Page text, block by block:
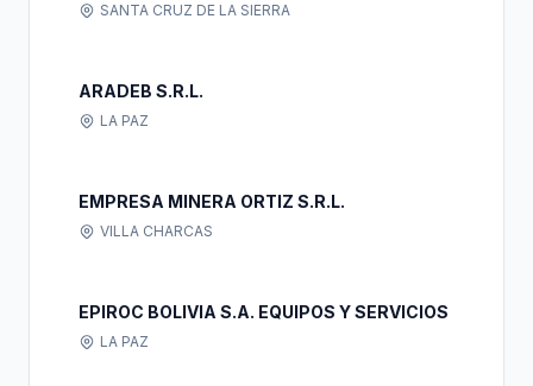
SANTA CRUZ DE LA SIERRA
ARADEB S.R.L.
LA PAZ
EMPRESA MINERA ORTIZ S.R.L.
VILLA CHARCAS
EPIROC BOLIVIA S.A. EQUIPOS Y SERVICIOS
LA PAZ